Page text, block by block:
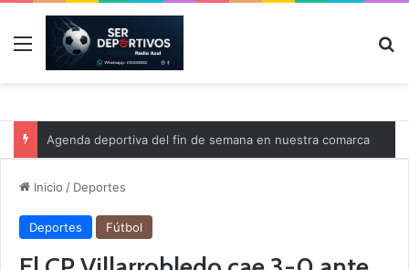
Menú
Agenda deportiva del fin de semana en nuestra comarca
Inicio / Deportes
Deportes Fútbol